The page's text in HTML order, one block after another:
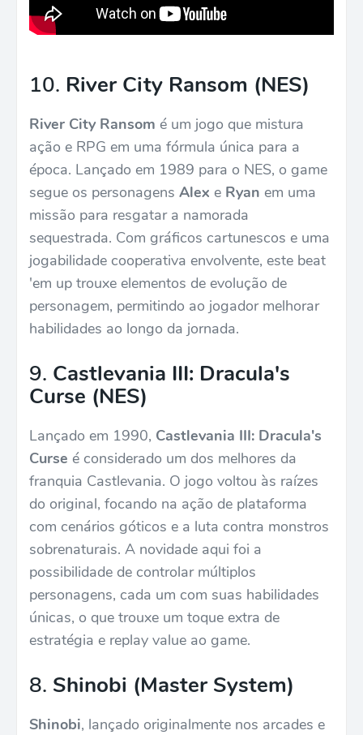
10. River City Ransom (NES)
River City Ransom é um jogo que mistura
ação e RPG em uma fórmula única para a
época. Lançado em 1989 para o NES, o game
segue os personagens Alex e Ryan em uma
missão para resgatar a namorada
sequestrada. Com gráficos cartunescos e uma
jogabilidade cooperativa envolvente, este beat
'em up trouxe elementos de evolução de
personagem, permitindo ao jogador melhorar
habilidades ao longo da jornada.
9. Castlevania III: Dracula's
Curse (NES)
Lançado em 1990, Castlevania III: Dracula's
Curse é considerado um dos melhores da
franquia Castlevania. O jogo voltou às raízes
do original, focando na ação de plataforma
com cenários góticos e a luta contra monstros
sobrenaturais. A novidade aqui foi a
possibilidade de controlar múltiplos
personagens, cada um com suas habilidades
únicas, o que trouxe um toque extra de
estratégia e replay value ao game.
8. Shinobi (Master System)
Shinobi, lançado originalmente nos arcades e